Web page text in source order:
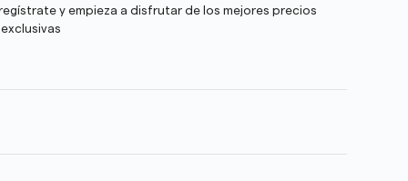
y empieza a disfrutar de los mejores precios